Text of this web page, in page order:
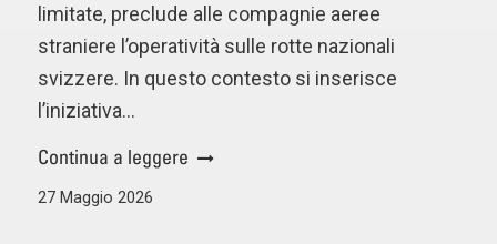
limitate, preclude alle compagnie aeree
straniere l’operatività sulle rotte nazionali
svizzere. In questo contesto si inserisce
l’iniziativa…
Continua a leggere
27 Maggio 2026